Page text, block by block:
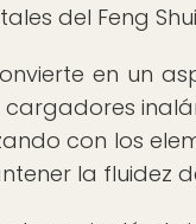
del Feng
en un
cargadores
con los
la fluidez